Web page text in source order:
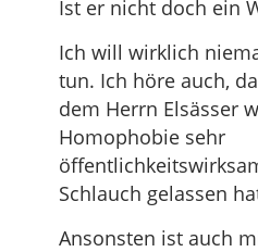
Ist er nicht doch ein
Ich will wirklich
tun. Ich höre auch,
dem Herrn Elsässer
Homophobie sehr
Schlauch gelassen
Ansonsten ist auch